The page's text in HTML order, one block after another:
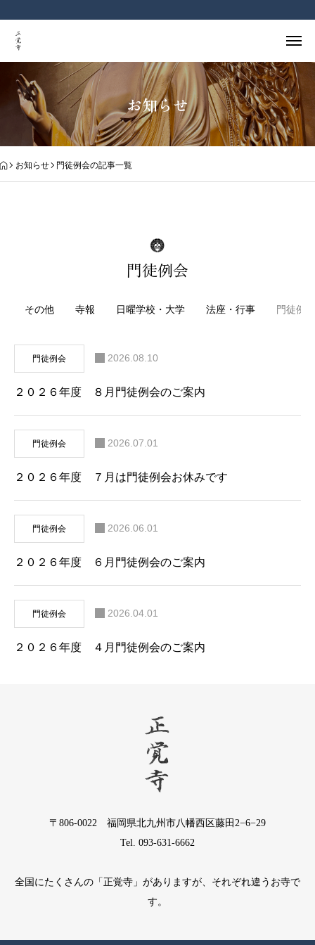
お知らせ
お知らせ 門徒例会の記事一覧
門徒例会
その他 寺報 日曜学校・大学 法座・行事 門徒例会
門徒例会 2026.08.10
２０２６年度 ８月門徒例会のご案内
門徒例会 2026.07.01
２０２６年度 ７月は門徒例会お休みです
門徒例会 2026.06.01
２０２６年度 ６月門徒例会のご案内
門徒例会 2026.04.01
２０２６年度 ４月門徒例会のご案内
〒806-0022 福岡県北九州市八幡西区藤田2−6−29
Tel. 093-631-6662
全国にたくさんの「正覚寺」がありますが、それぞれ違うお寺で
す。